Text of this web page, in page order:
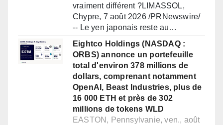
vraiment différent ?LIMASSOL,
Chypre, 7 août 2026 /PRNewswire/
-- Le yen japonais reste au…
Eightco Holdings (NASDAQ :
ORBS) annonce un portefeuille
total d'environ 378 millions de
dollars, comprenant notamment
OpenAI, Beast Industries, plus de
16 000 ETH et près de 302
millions de tokens WLD
EASTON, Pennsylvanie, ven., août